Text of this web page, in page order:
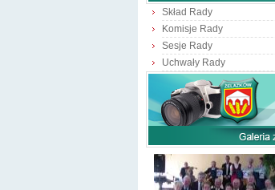
Skład Rady
Komisje Rady
Sesje Rady
Uchwały Rady